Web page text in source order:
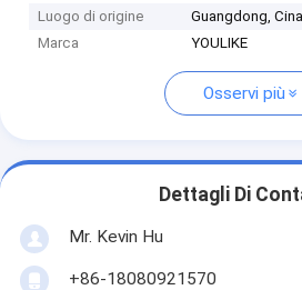
Luogo di origine
Guangdong, Cina
Marca
YOULIKE
Osservi più
Dettagli Di
Mr. Kevin Hu
+86-18080921570